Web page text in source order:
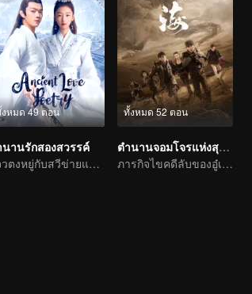
หมด 49 ตอน
นานรักสองสวรรค์
โจวตงหยู่กับสวีข่ายแสดงความรักชั่วนิรันดร์ระหว่างเทพเซียน
ทั้งหมด 52 ตอน
ตำนานจอมโจรแห่งสุสานทะเลทราย
ภารกิจไขคดีลับของอู๋เหล่ยฉินห้าว